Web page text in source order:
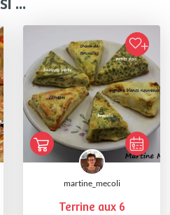
...
martine_mecoli
Terrine aux 6